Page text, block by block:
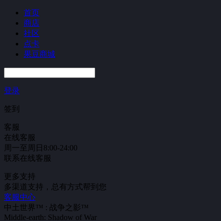
首页
商店
社区
点卡
果豆商城
登录
签到
客服
在线客服
周一至周日8:00-24:00
联系在线客服
更多支持
多渠道支持，总有方式帮到您
客服中心
中土世界™ : 战争之影™
Middle-earth: Shadow of War